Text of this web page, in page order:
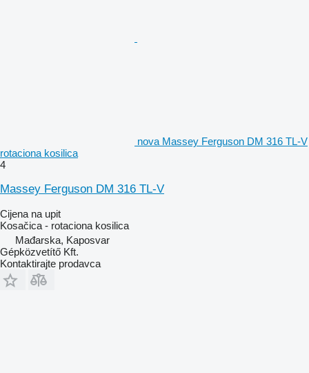
nova Massey Ferguson DM 316 TL-V
rotaciona kosilica
4
Massey Ferguson DM 316 TL-V
Cijena na upit
Kosačica - rotaciona kosilica
Mađarska, Kaposvar
Gépközvetítő Kft.
Kontaktirajte prodavca